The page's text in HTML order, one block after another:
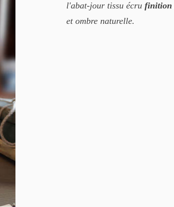
l'abat-jour tissu écru finition
et ombre naturelle.